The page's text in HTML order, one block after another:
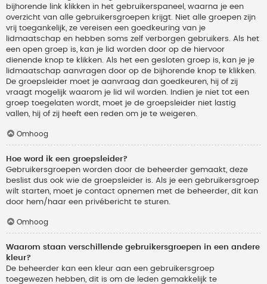
bijhorende link klikken in het gebruikerspaneel, waarna je een
overzicht van alle gebruikersgroepen krijgt. Niet alle groepen zijn
vrij toegankelijk, ze vereisen een goedkeuring van je
lidmaatschap en hebben soms zelf verborgen gebruikers. Als het
een open groep is, kan je lid worden door op de hiervoor
dienende knop te klikken. Als het een gesloten groep is, kan je je
lidmaatschap aanvragen door op de bijhorende knop te klikken.
De groepsleider moet je aanvraag dan goedkeuren, hij of zij
vraagt mogelijk waarom je lid wil worden. Indien je niet tot een
groep toegelaten wordt, moet je de groepsleider niet lastig
vallen, hij of zij heeft een reden om je te weigeren.
Omhoog
Hoe word ik een groepsleider?
Gebruikersgroepen worden door de beheerder gemaakt, deze
beslist dus ook wie de groepsleider is. Als je een gebruikersgroep
wilt starten, moet je contact opnemen met de beheerder, dit kan
door hem/haar een privébericht te sturen.
Omhoog
Waarom staan verschillende gebruikersgroepen in een andere
kleur?
De beheerder kan een kleur aan een gebruikersgroep
toegewezen hebben, dit is om de leden gemakkelijk te